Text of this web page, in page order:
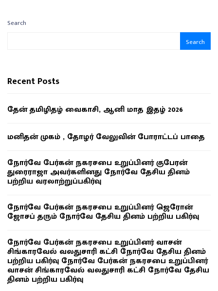
Search
Search
Recent Posts
தேன் தமிழிதழ் வைகாசி, ஆனி மாத இதழ் 2026
மனிதன் முகம் , தோழர் வேலுவின் போராட்டப் பாதை
நோர்வே பேர்கன் நகரசபை உறுப்பினர் குபேரன்
துரைராஜா அவர்களினது நோர்வே தேசிய தினம்
பற்றிய வரலாற்றுப்பகிர்வு
நோர்வே பேர்கன் நகரசபை உறுப்பினர் ஜெரோன்
ஜோசப் தரும் நோர்வே தேசிய தினம் பற்றிய பகிர்வு
நோர்வே பேர்கன் நகரசபை உறுப்பினர் வாசன்
சிங்காரவேல் வலதுசாரி கட்சி நோர்வே தேசிய தினம்
பற்றிய பகிர்வு நோர்வே பேர்கன் நகரசபை உறுப்பினர்
வாசன் சிங்காரவேல் வலதுசாரி கட்சி நோர்வே தேசிய
தினம் பற்றிய பகிர்வு